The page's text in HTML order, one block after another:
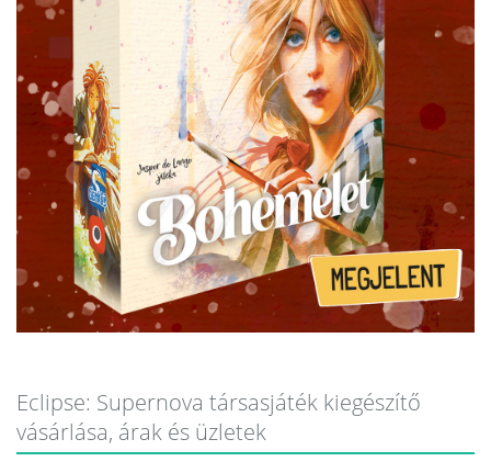
Eclipse: Supernova társasjáték kiegészítő
vásárlása, árak és üzletek